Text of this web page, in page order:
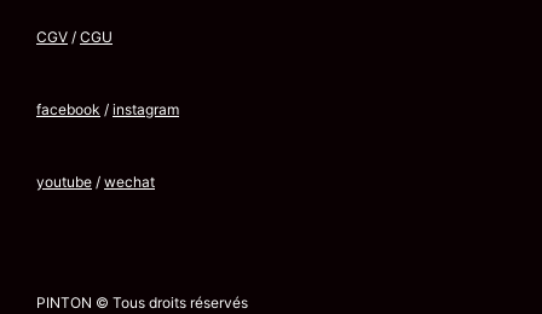
CGV / CGU
facebook / instagram
youtube / wechat
PINTON © Tous droits réservés